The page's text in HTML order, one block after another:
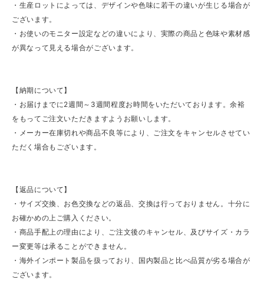
・生産ロットによっては、デザインや色味に若干の違いが生じる場合が
ございます。
・お使いのモニター設定などの違いにより、実際の商品と色味や素材感
が異なって見える場合がございます。
【納期について】
・お届けまでに2週間～3週間程度お時間をいただいております。余裕
をもってご注文いただきますようお願いします。
・メーカー在庫切れや商品不良等により、ご注文をキャンセルさせてい
ただく場合もございます。
【返品について】
・サイズ交換、お色交換などの返品、交換は行っておりません。十分に
お確かめの上ご購入ください。
・商品手配上の理由により、ご注文後のキャンセル、及びサイズ・カラ
ー変更等は承ることができません。
・海外インポート製品を扱っており、国内製品と比べ品質が劣る場合が
ございます。